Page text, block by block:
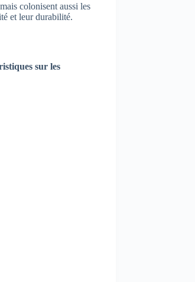
colonisent aussi les
et leur durabilité.
sur les